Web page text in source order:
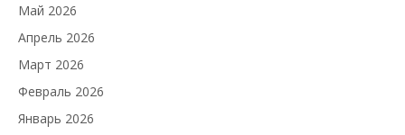
Май 2026
Апрель 2026
Март 2026
Февраль 2026
Январь 2026